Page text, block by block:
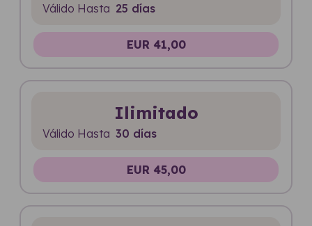
Válido Hasta 25 días
EUR 41,00
Ilimitado
Válido Hasta 30 días
EUR 45,00